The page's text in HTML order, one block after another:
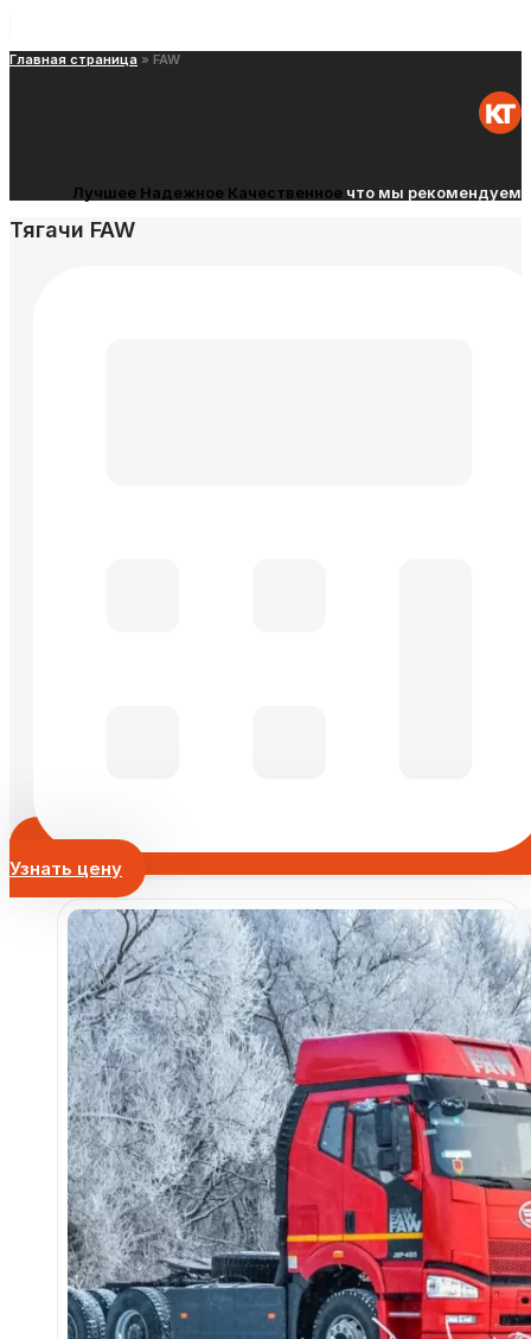
Главная страница » FAW
Лучшее Надежное Качественное что мы рекомендуем
Тягачи FAW
Узнать цену